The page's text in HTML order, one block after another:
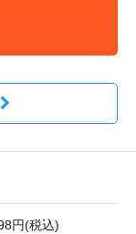
円(税込)